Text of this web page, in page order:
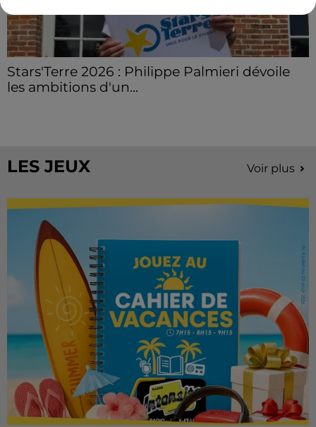
Stars'Terre 2026 : Philippe Palmieri dévoile
les ambitions d'un...
LES JEUX Voir plus